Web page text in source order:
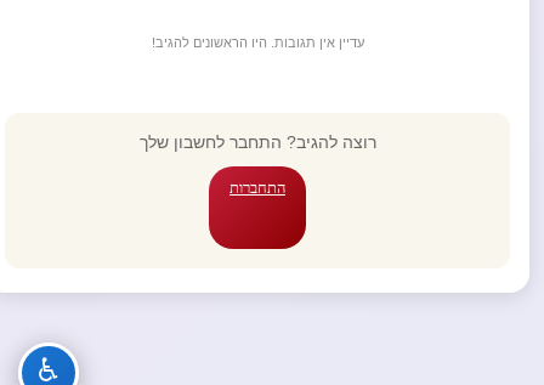
עדיין אין תגובות. היו הראשונים להגיב!
רוצה להגיב? התחבר לחשבון שלך
התחברות
♿